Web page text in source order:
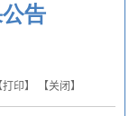
告
打印】 【关闭】